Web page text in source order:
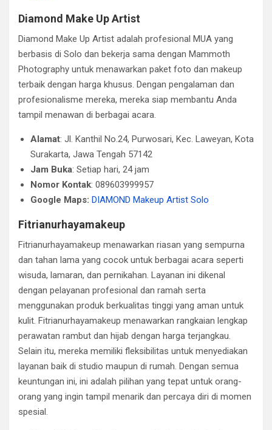
Diamond Make Up Artist
Diamond Make Up Artist adalah profesional MUA yang
berbasis di Solo dan bekerja sama dengan Mammoth
Photography untuk menawarkan paket foto dan makeup
terbaik dengan harga khusus. Dengan pengalaman dan
profesionalisme mereka, mereka siap membantu Anda
tampil menawan di berbagai acara.
Alamat: Jl. Kanthil No.24, Purwosari, Kec. Laweyan, Kota
Surakarta, Jawa Tengah 57142
Jam Buka: Setiap hari, 24 jam
Nomor Kontak: 089603999957
Google Maps: DIAMOND Makeup Artist Solo
Fitrianurhayamakeup
Fitrianurhayamakeup menawarkan riasan yang sempurna
dan tahan lama yang cocok untuk berbagai acara seperti
wisuda, lamaran, dan pernikahan. Layanan ini dikenal
dengan pelayanan profesional dan ramah serta
menggunakan produk berkualitas tinggi yang aman untuk
kulit. Fitrianurhayamakeup menawarkan rangkaian lengkap
perawatan rambut dan hijab dengan harga terjangkau.
Selain itu, mereka memiliki fleksibilitas untuk menyediakan
layanan baik di studio maupun di rumah. Dengan semua
keuntungan ini, ini adalah pilihan yang tepat untuk orang-
orang yang ingin tampil menarik dan percaya diri di momen
spesial.